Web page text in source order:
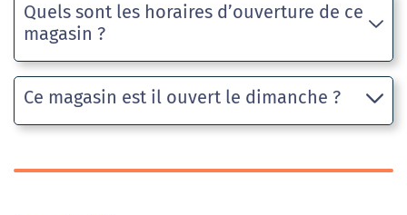
Quels sont les horaires d’ouverture de ce
magasin ?
Ce magasin est il ouvert le dimanche ?